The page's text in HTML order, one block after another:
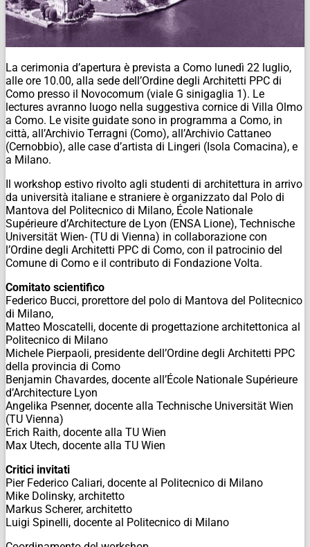
La cerimonia d’apertura è prevista a Como lunedì 22 luglio,
alle ore 10.00, alla sede dell’Ordine degli Architetti PPC di
Como presso il Novocomum (viale G sinigaglia 1). Le
lectures avranno luogo nella suggestiva cornice di Villa Olmo
a Como. Le visite guidate sono in programma a Como, in
città, all’Archivio Terragni (Como), all’Archivio Cattaneo
(Cernobbio), alle case d’artista di Lingeri (Isola Comacina), e
a Milano.
Il workshop estivo rivolto agli studenti di architettura in arrivo
da università italiane e straniere è organizzato dal Polo di
Mantova del Politecnico di Milano, École Nationale
Supérieure d’Architecture de Lyon (ENSA Lione), Technische
Universität Wien- (TU di Vienna) in collaborazione con
l’Ordine degli Architetti PPC di Como, con il patrocinio del
Comune di Como e il contributo di Fondazione Volta.
Comitato scientifico
Federico Bucci, prorettore del polo di Mantova del Politecnico
di Milano,
Matteo Moscatelli, docente di progettazione architettonica al
Politecnico di Milano
Michele Pierpaoli, presidente dell’Ordine degli Architetti PPC
della provincia di Como
Benjamin Chavardes, docente all’École Nationale Supérieure
d’Architecture Lyon
Angelika Psenner, docente alla Technische Universität Wien
(TU Vienna)
Erich Raith, docente alla TU Wien
Max Utech, docente alla TU Wien
Critici invitati
Pier Federico Caliari, docente al Politecnico di Milano
Mike Dolinsky, architetto
Markus Scherer, architetto
Luigi Spinelli, docente al Politecnico di Milano